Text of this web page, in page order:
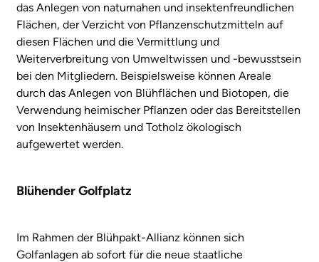
das Anlegen von naturnahen und insektenfreundlichen
Flächen, der Verzicht von Pflanzenschutzmitteln auf
diesen Flächen und die Vermittlung und
Weiterverbreitung von Umweltwissen und -bewusstsein
bei den Mitgliedern. Beispielsweise können Areale
durch das Anlegen von Blühflächen und Biotopen, die
Verwendung heimischer Pflanzen oder das Bereitstellen
von Insektenhäusern und Totholz ökologisch
aufgewertet werden.
Blühender Golfplatz
Im Rahmen der Blühpakt-Allianz können sich
Golfanlagen ab sofort für die neue staatliche